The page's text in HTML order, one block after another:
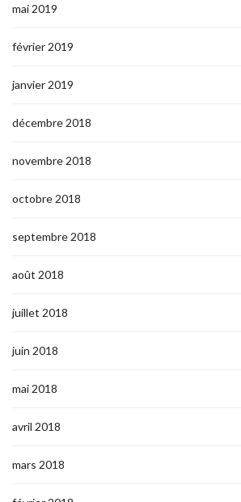
mai 2019
février 2019
janvier 2019
décembre 2018
novembre 2018
octobre 2018
septembre 2018
août 2018
juillet 2018
juin 2018
mai 2018
avril 2018
mars 2018